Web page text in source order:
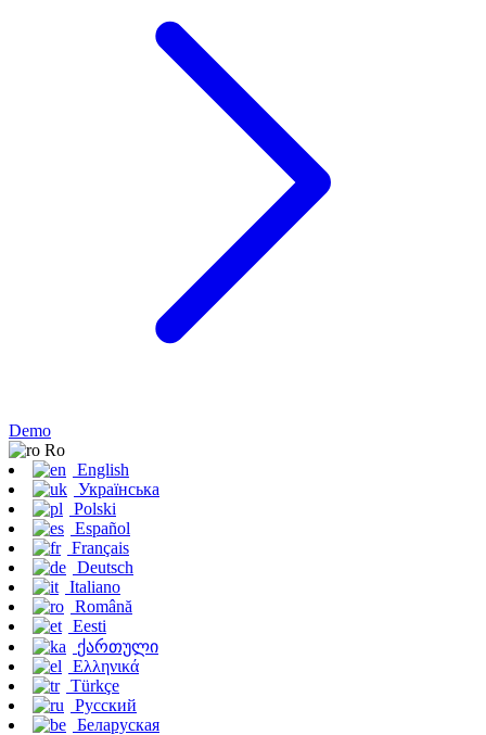
Demo
Ro
English
Українська
Polski
Español
Français
Deutsch
Italiano
Română
Eesti
ქართული
Ελληνικά
Türkçe
Русский
Беларуская